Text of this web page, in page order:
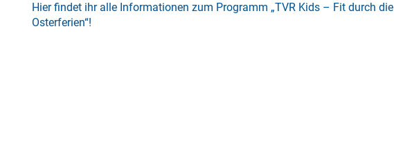
Hier findet ihr alle Informationen zum Programm „TVR Kids – Fit durch die
Osterferien“!